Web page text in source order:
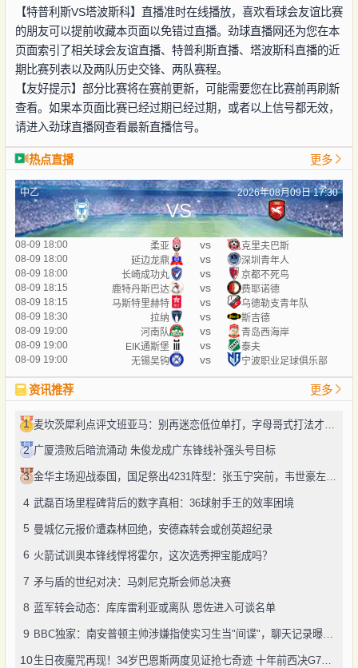
【特普利斯VS塔波斯科】直播准时在线播放，喜欢看球会友谊比赛
的朋友可以提前收藏本页面以免错过直播。劲球直播网还为您在本
页面索引了相关球会友谊直播、特普利斯直播、塔波斯科直播的近
期比赛列表以及两队历史交锋、两队赛程。
【友好提示】部分比赛将在赛前更新，可能需要您在比赛前再刷新
查看。如果本页面比赛已经过期已经过期，或者以上信号都无效，
请进入劲球直播网查看最新直播信号。
热点直播 更多
中乙 2026年08月09日 17:30
VS
08-09 18:00 柔亚 vs
克里夫巴斯
08-09 18:00
延边龙鼎 vs
深圳青年人
08-09 18:00
长崎成功丸 vs
京都不死鸟
08-09 18:15
鹿特丹斯巴达 vs
费耶诺德
08-09 18:15
马斯特里赫特 vs
乌德勒支青年队
08-09 18:30
拉纳 vs
斯吉德
08-09 19:00
河南队 vs
青岛西海岸
08-09 19:00
EIK通斯堡 vs
泰夫
08-09 19:00
无锡吴钩 vs 宁波职业足球俱乐部
资讯推荐 更多
1 麦坎茨犀利点评文班亚马：别再迷恋低位单打，字母哥式打法才是未来
2 广厦溃败后暗流涌动 朱俊龙成广东锋线补强头号目标
3 金华主场迎战泰国，国足祭出4231阵型：张玉宁突前，韦世豪左路驰骋
4 武磊百场里程碑背后的数字真相：36球射手王的效率困境
5 曼城亿元报价遭森林回绝，安德森转会或创英超纪录
6 火箭试训奥本锋线悍将霍尔，这次选秀押宝能成吗？
7 矛与盾的世纪对决：马刺尼克斯会师总决赛
8 蓝军转会动态：库库雷利亚或离队 恩佐进入可谈名单
9 BBC独家：南安普顿主帅涉嫌指使实习生当"间谍"，聊天记录曝光引轩然大波
10 生日夜魔咒再现！34岁巴恩斯两度见证抢七奇迹 十年前西决G7也曾送雷霆回家